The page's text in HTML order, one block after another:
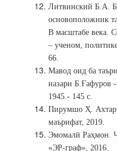
Литвинский Б.А.
основоположник
В масштабе века.
– ученом,
66.
Мавод оид ба
назари Б.Ғафуров
1945.- 145 с.
Пирумшо Ҳ.
маърифат, 2019.
Эмомалӣ Раҳмон.
«ЭР-граф», 2016.